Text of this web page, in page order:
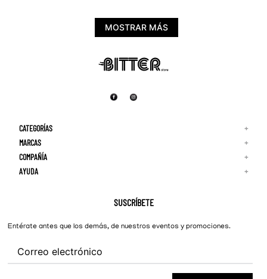
MOSTRAR MÁS
CATEGORÍAS +
MARCAS +
Adidas
Reebok
COMPAÑÍA +
Quiénes Somos
AYUDA +
SUSCRÍBETE
Entérate antes que los demás, de nuestros eventos y promociones.